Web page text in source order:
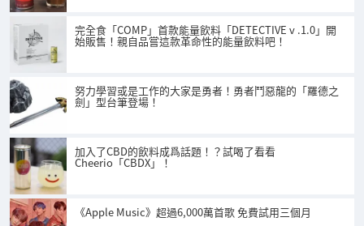
完全食「COMP」首款能量飲料「DETECTIVE v .1.0」開
始販售！親自品嘗這款革命性的能量飲料吧！
努力學習或是工作的大家是勇者！勇者鬥惡龍的「羅德之
劍」型台筆登場！
加入了CBD的飲料成爲話題！？試喝了看看
Cheerio「CBDX」！
《Apple Music》超過6,000萬首歌 免費試用三個月